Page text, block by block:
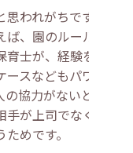
めの対策はある？
われがちですが、
、園のルールや特
士が、経験を盾に
スなどもパワハラ
協力がないと現場
が上司でなくて
めです。